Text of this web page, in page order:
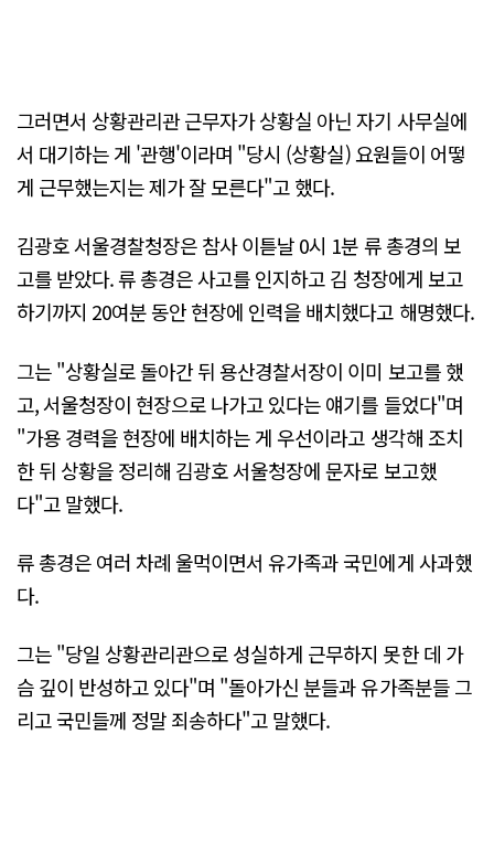
그러면서 상황관리관 근무자가 상황실 아닌 자기 사무실에
서 대기하는 게 '관행'이라며 "당시 (상황실) 요원들이 어떻
게 근무했는지는 제가 잘 모른다"고 했다.
김광호 서울경찰청장은 참사 이튿날 0시 1분 류 총경의 보
고를 받았다. 류 총경은 사고를 인지하고 김 청장에게 보고
하기까지 20여분 동안 현장에 인력을 배치했다고 해명했다.
그는 "상황실로 돌아간 뒤 용산경찰서장이 이미 보고를 했
고, 서울청장이 현장으로 나가고 있다는 얘기를 들었다"며
"가용 경력을 현장에 배치하는 게 우선이라고 생각해 조치
한 뒤 상황을 정리해 김광호 서울청장에 문자로 보고했
다"고 말했다.
류 총경은 여러 차례 울먹이면서 유가족과 국민에게 사과했
다.
그는 "당일 상황관리관으로 성실하게 근무하지 못한 데 가
슴 깊이 반성하고 있다"며 "돌아가신 분들과 유가족분들 그
리고 국민들께 정말 죄송하다"고 말했다.